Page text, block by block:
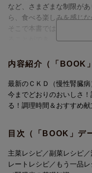
など、さまざまな制限が
ら、食べる楽しみを感じ
そこで本書では、めんど
ることができ、安心して
分、たんぱく質、カリウ
し作りたくなるレシピが満
※この本は、『最新版 腎
内容紹介（「BOOK
最新のＣＫＤ（慢性腎臓
今までどおりのおいしさ
る！調理時間＆おすすめ献
目次（「BOOK」デ
主菜レシピ／副菜レシピ
レートレシピ／もう一品